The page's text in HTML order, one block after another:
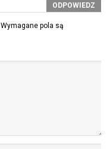
ODPOWIEDZ
Wymagane pola są